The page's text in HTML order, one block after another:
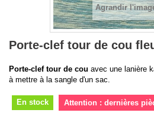
Agrandir
Porte-clef tour de cou
Porte-clef tour de cou avec une lanière
à mettre à la sangle d'un sac.
En stock Attention : dernières